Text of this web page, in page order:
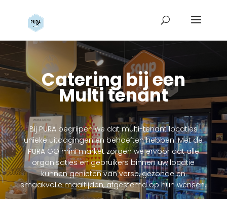
Catering bij een
Multi tenant
Bij PURA begrijpen we dat multi-tenant locaties
unieke uitdagingen en behoeften hebben. Met de
PURA GO mini market zorgen we ervoor dat alle
organisaties en gebruikers binnen uw locatie
kunnen genieten van verse, gezonde en
smaakvolle maaltijden, afgestemd op hun wensen.